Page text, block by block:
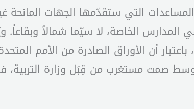
التي ستقدّمها الجهات
المدارس الخاصة، لا سيّما شمالاً
أن الأوراق الصادرة من الأمم
صمت مستغرب من قِبَل وزارة